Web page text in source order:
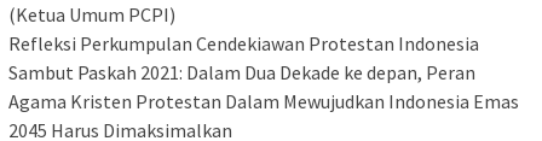
(Ketua Umum PCPI)
Refleksi Perkumpulan Cendekiawan Protestan Indonesia
Sambut Paskah 2021: Dalam Dua Dekade ke depan, Peran
Agama Kristen Protestan Dalam Mewujudkan Indonesia Emas
2045 Harus Dimaksimalkan